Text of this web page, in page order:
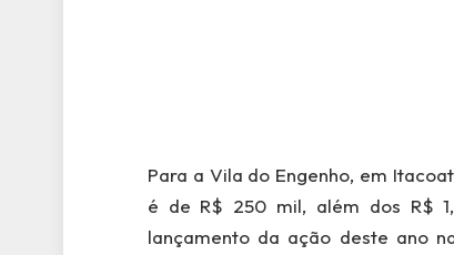
Para a Vila do Engenho, em
é de R$ 250 mil, além dos R$
lançamento da ação deste ano